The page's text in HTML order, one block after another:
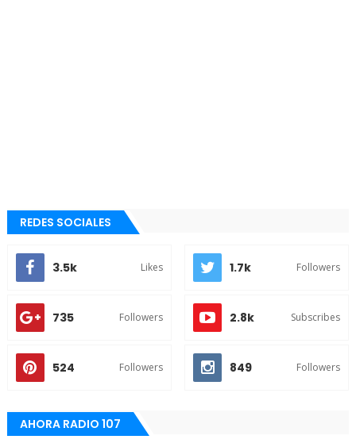
REDES SOCIALES
3.5k Likes 1.7k Followers
735 Followers 2.8k Subscribes
524 Followers 849 Followers
AHORA RADIO 107